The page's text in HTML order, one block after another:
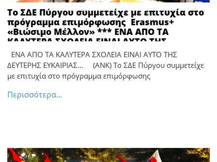
Το ΣΔΕ Πύργου συμμετείχε με επιτυχία στο
πρόγραμμα επιμόρφωσης Erasmus+
«Βιώσιμο Μέλλον» *** ΕΝΑ ΑΠΟ ΤΑ
ΚΑΛΥΤΕΡΑ ΣΧΟΛΕΙΑ ΕΙΝΑΙ ΑΥΤΟ ΤΗΣ
ΔΕΥΤΕΡΗΣ ΕΥΚΑΙΡΙΑΣ… (ΑΝΚ)
ΕΝΑ ΑΠΟ ΤΑ ΚΑΛΥΤΕΡΑ ΣΧΟΛΕΙΑ ΕΙΝΑΙ ΑΥΤΟ ΤΗΣ
ΔΕΥΤΕΡΗΣ ΕΥΚΑΙΡΙΑΣ… (ΑΝΚ) Το ΣΔΕ Πύργου συμμετείχε
με επιτυχία στο πρόγραμμα επιμόρφωσης
Περισσότερα...